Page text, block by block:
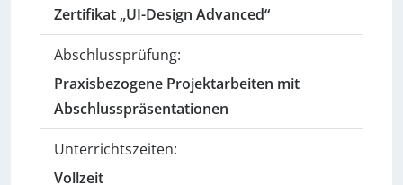
Zertifikat „UI-Design Advanced“
Abschlussprüfung:
Praxisbezogene Projektarbeiten mit
Abschlusspräsentationen
Unterrichtszeiten:
Vollzeit